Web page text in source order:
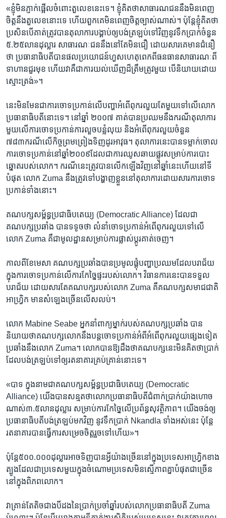
«ខ្ញុំ​មិន​ភ្ញាក់​ផ្អើល​ចំពោះ​តួលេខ​នេះ​ទេ។ ខ្ញុំ​គិត​ថា​សាធារណជន​នឹង​មិន​ពេញ​
ចិត្ត​នឹង​តួលេខ​នោះ​ទេ ហើយ​ពួក​គេ​មិន​ពេញ​ចិត្ត​ច្បាស់​ណាស់។ ប៉ុន្តែ​ខ្ញុំ​គិត​ថា​
ប្រសិន​បើ​គាត់​ត្រូវ​បាន​តុលាការ​បង្គាប់​ឲ្យ​បង់​ត្រឡប់​ទៅ​វិញ​នូវ​ទឹក​ប្រាក់​ចំនួន​
៥.២៥លាន​ដុល្លារ សាធារណៈជន​នឹង​នៅ​តែ​មិន​ជឿ​ ដោយសារ​គេ​មាន​ជំនឿ​
ថា ប្រធានាធិបតី​បាន​ផល​ប្រយោជន៍​ហួសហេតុ​ពេក​ពី​ធនធាន​សាធារណៈ​ពី​
ទាហាន​ជួរ​មុខ​ ហើយ​វា​គឺ​ជា​ការ​យល់ឃើញ​ដ៏​ត្រឹមត្រូវ​មួយ ​បើ​និយាយ​ដោយ​
ស្មោះ​ត្រង់»។
នេះ​មិន​មែន​ជា​ការ​ចោទ​ប្រកាន់​លើ​បញ្ហា​អំពើ​ពុករលួយ​តែ​មួយ​ទៅ​លើ​លោក​
ប្រធានាធិបតី​នោះ​ទេ។ នៅ​ឆ្នាំ ​២០០៧​ គាត់​បាន​ប្រឈម​នឹង​ករណី​តុលាការ​
មួយ​លើ​ការ​ចោទ​ប្រកាន់​ការ​លួច​បន្លំ​លុយ​ និង​អំពើ​ពុក​រលួយចំនួន​
៧៨៣ករណី​លើ​កិច្ចព្រមព្រៀង​ទិញ​ដូរ​អាវុធ។ តុលាការ​នេះ​បាន​ទម្លាក់​ចោល
ការចោទ​ប្រកាន់​នៅ​ឆ្នាំ​២០០៩​ដែល​ជា​ការ​ឈូស​ឆាយ​ផ្លូវ​សម្រាប់​ការ​បោះ​
ឆ្នោត​របស់​លោក។ ករណី​នេះ​ត្រូវ​បាន​លើក​ឡើង​វិញ​នៅ​ឆ្នាំ​នេះ​ហើយ​នៅ​ទី​
បំផុត​ លោក Zuma ​នឹង​ត្រូវ​ទៅ​បង្ហាញ​ខ្លួន​នៅ​តុលាការ​ដោយ​សារ​ការ​ចោទ​
ប្រកាន់​ទាំង​នោះ។
គណបក្ស​សម្ព័ន្ធប្រជាធិបតេយ្យ​ (Democratic ​Alliance) ដែល​ជា​
គណបក្ស​ប្រឆាំង​ បាន​ទទូច​ថា​ លំនាំ​ចោទ​ប្រកាន់​អំពើ​ពុករលួយ​ទៅ​លើ​
លោក​ Zuma ​គឺ​ជា​មូលដ្ឋាន​សម្រាប់​ការ​ផ្លាស់​ប្តូរ​គាត់​ចេញ។
កាល​ពី​ខែ​មេសា​ គណបក្ស​ប្រឆាំង​បាន​ប្រមូល​ផ្តុំ​បញ្ហា​ប្រឈម​ដែល​បរាជ័យ​
ក្នុង​ការ​ចោទ​ប្រកាន់​លើ​ការ​កែ​ច្នៃ​ផ្ទះ​របស់​លោក។ វិធានការ​នេះ​បាន​ទទួល​
បរាជ័យ ដោយសារ​តែ​គណបក្ស​របស់​លោក Zuma​ គឺ​គណបក្ស​សមាជ​ជាតិ​
អាហ្វ្រិក ​មាន​សំឡេង​ច្រើន​លើស​លប់។
លោក Mabine Seabe អ្នក​នាំពា​ក្យ​ម្នាក់​របស់​គណបក្ស​ប្រឆាំង​ បាន​
និយាយ​ថា​គណបក្ស​លោក​នឹង​បន្ត​ចោទ​ប្រកាន់​អំពី​អំពើ​ពុក​រលួយ​ផ្សេង​ទៀត​
ប្រឆាំង​នឹង​លោក ​Zuma។ លោក​បាន​ឱ្យ​ដឹង​ថា​គណបក្ស​នេះ​មិន​គិត​ថា​ប្រាក់​
ដែល​បង់​ត្រឡប់​ទៅ​ឲ្យ​រតនាគារ​គ្រប់គ្រាន់​នោះ​ទេ។
«បាទ ​ក្នុង​នាម​ជា​គណបក្ស​សម្ព័ន្ធ​ប្រជាធិបតេយ្យ (Democratic
Alliance) យើង​បាន​សន្មត​ថា​លោក​ប្រធានាធិបតី​ជំពាក់​ប្រាក់​យ៉ា​ង​ហោច​
ណាស់​៣.៥​លាន​ដុល្លារ សម្រាប់​ការ​កែច្នៃ​លើ​ប្រព័ន្ធ​សុវត្ថិភាព។ យើង​ចង់​ឲ្យ​
ប្រធានាធិបតី​បង់​ត្រឡប់​មក​វិញ នូវ​ទឹក​ប្រាក់ ​Nkandla ​ទាំង​អស់​នេះ​ ប៉ុន្តែ​
រតនាគារ​បាន​ធ្វើ​ការ​សម្រេច​ចិត្ត​រួច​ទៅ​ហើយ»។
ប៉ុន្តែ​៥០០.០០០​ដុល្លារ​អាច​ទិញ​បាន​អ្វី​យ៉ាង​ច្រើន​នៅ​ក្នុង​ប្រទេស​អាហ្វ្រិក​ខាង​
ត្បូង​ដែល​ជា​ប្រទេស​មួយ​ក្នុង​ចំណោម​ប្រទេស​មិន​ស្មើ​ភាព​គ្នា​បំផុត​ជាច្រើន​
នៅ​ក្នុង​ពិភពលោក។
វា​គ្រាន់​តែ​តិច​ជាង​បី​ដង​នៃ​ប្រាក់​ប្រចាំ​ឆ្នាំ​របស់​លោក​ប្រធានាធិបតី​ Zuma